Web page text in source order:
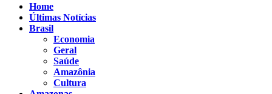
Home
Últimas Notícias
Brasil
Economia
Geral
Saúde
Amazônia
Cultura